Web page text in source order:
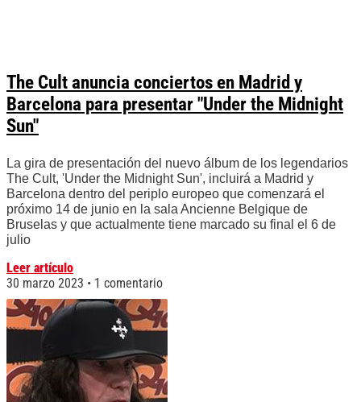
The Cult anuncia conciertos en Madrid y
Barcelona para presentar "Under the Midnight
Sun"
La gira de presentación del nuevo álbum de los legendarios
The Cult, 'Under the Midnight Sun', incluirá a Madrid y
Barcelona dentro del periplo europeo que comenzará el
próximo 14 de junio en la sala Ancienne Belgique de
Bruselas y que actualmente tiene marcado su final el 6 de
julio
Leer artículo
30 marzo 2023
1 comentario